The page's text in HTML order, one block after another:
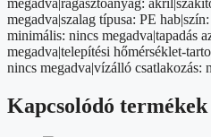
megadva|ragasztóanyag:
megadva|szalag típusa: PE
minimális: nincs megadva|tapadás
megadva|telepítési hőmérséklet-
nincs megadva|vízálló csatlakozás:
Kapcsolódó termékek